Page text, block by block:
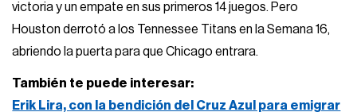
victoria y un empate en sus primeros 14 juegos. Pero
Houston derrotó a los Tennessee Titans en la Semana 16,
abriendo la puerta para que Chicago entrara.
También te puede interesar:
Erik Lira, con la bendición del Cruz Azul para emigrar